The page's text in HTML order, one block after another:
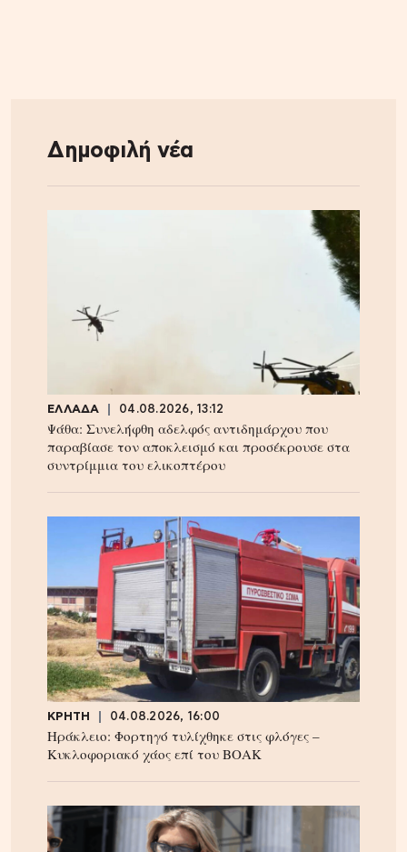
Δημοφιλή νέα
ΕΛΛΑΔΑ 04.08.2026, 13:12
Ψάθα: Συνελήφθη αδελφός αντιδημάρχου που
παραβίασε τον αποκλεισμό και προσέκρουσε στα
συντρίμμια του ελικοπτέρου
ΚΡΗΤΗ 04.08.2026, 16:00
Ηράκλειο: Φορτηγό τυλίχθηκε στις φλόγες –
Κυκλοφοριακό χάος επί του ΒΟΑΚ